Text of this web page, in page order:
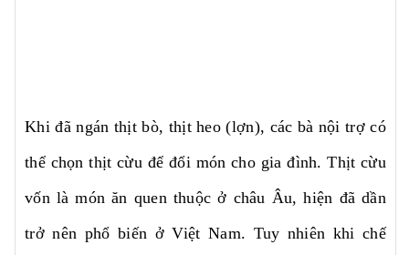
Khi đã ngán thịt bò, thịt heo (lợn), các bà nội trợ có
thể chọn thịt cừu để đổi món cho gia đình. Thịt cừu
vốn là món ăn quen thuộc ở châu Âu, hiện đã dần
trở nên phổ biến ở Việt Nam. Tuy nhiên khi chế